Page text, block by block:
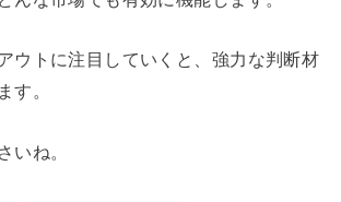
ウトに注目していくと、強力な判断材
す。
いね。